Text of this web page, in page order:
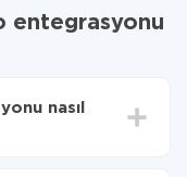
entegrasyonu
nasıl